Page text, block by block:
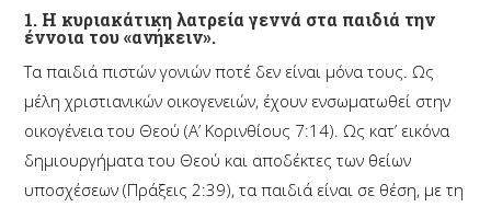
1. Η κυριακάτικη λατρεία γεννά στα παιδιά την
έννοια του «ανήκειν».
Τα παιδιά πιστών γονιών ποτέ δεν είναι μόνα τους. Ως
μέλη χριστιανικών οικογενειών, έχουν ενσωματωθεί στην
οικογένεια του Θεού (Α’ Κορινθίους 7:14). Ως κατ’ εικόνα
δημιουργήματα του Θεού και αποδέκτες των θείων
υποσχέσεων (Πράξεις 2:39), τα παιδιά είναι σε θέση, με τη